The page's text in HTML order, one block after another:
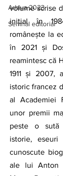
Arhiva 2023
Semnal editorial
volume scrise
inițial în
românește la
în 2021 și
reamintesc că
1911 și 2007,
istoric francez
al Academiei
unor premii
peste o sută
istorie,
cunoscute
ale lui Anton